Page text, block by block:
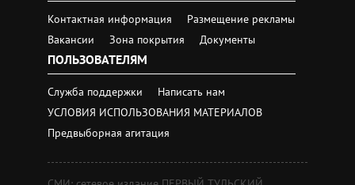
Контактная информация
Размещение рекламы
Вакансии
Зона покрытия Документы
ПОЛЬЗОВАТЕЛЯМ
Служба поддержки
Написать нам
УСЛОВИЯ ИСПОЛЬЗОВАНИЯ МАТЕРИАЛОВ
Предвыборная агитация